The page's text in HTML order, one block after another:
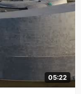
05:22